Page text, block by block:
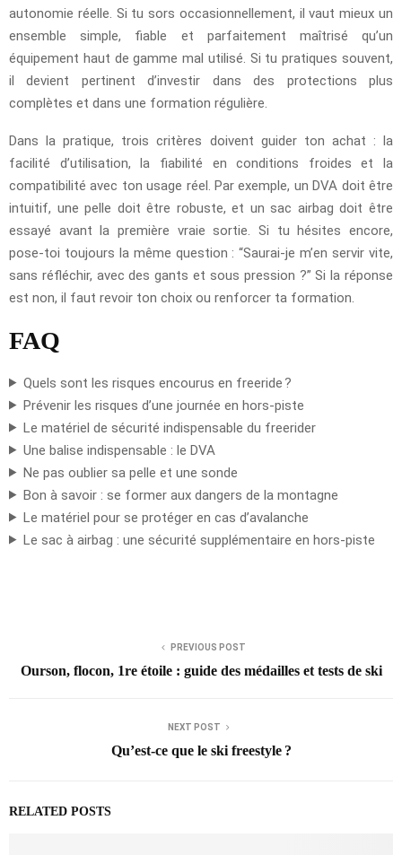
autonomie réelle. Si tu sors occasionnellement, il vaut mieux un
ensemble simple, fiable et parfaitement maîtrisé qu’un
équipement haut de gamme mal utilisé. Si tu pratiques souvent,
il devient pertinent d’investir dans des protections plus
complètes et dans une formation régulière.
Dans la pratique, trois critères doivent guider ton achat : la
facilité d’utilisation, la fiabilité en conditions froides et la
compatibilité avec ton usage réel. Par exemple, un DVA doit être
intuitif, une pelle doit être robuste, et un sac airbag doit être
essayé avant la première vraie sortie. Si tu hésites encore,
pose-toi toujours la même question : “Saurai-je m’en servir vite,
sans réfléchir, avec des gants et sous pression ?” Si la réponse
est non, il faut revoir ton choix ou renforcer ta formation.
FAQ
Quels sont les risques encourus en freeride ?
Prévenir les risques d’une journée en hors-piste
Le matériel de sécurité indispensable du freerider
Une balise indispensable : le DVA
Ne pas oublier sa pelle et une sonde
Bon à savoir : se former aux dangers de la montagne
Le matériel pour se protéger en cas d’avalanche
Le sac à airbag : une sécurité supplémentaire en hors-piste
PREVIOUS POST
Ourson, flocon, 1re étoile : guide des médailles et tests de ski
NEXT POST
Qu’est-ce que le ski freestyle ?
RELATED POSTS